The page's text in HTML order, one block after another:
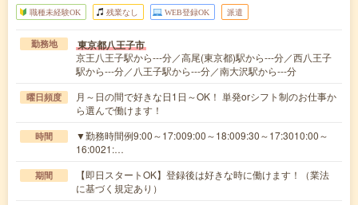
職種未経験OK 残業なし WEB登録OK 派遣
勤務地 東京都八王子市
京王八王子駅から---分／高尾(東京都)駅から---分／西八王子
駅から---分／八王子駅から---分／南大沢駅から---分
曜日頻度
月～日の間で好きな日1日～OK！ 単発orシフト制のお仕事か
ら選んで働けます！
時間
▼勤務時間例9:00～17:009:00～18:009:30～17:3010:00～
16:0021:…
期間
【即日スタートOK】登録後は好きな時に働けます！（業法
に基づく規定あり）